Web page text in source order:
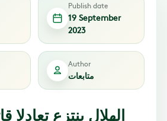
Publish date
19 September
2023
Author
متابعات
الهلال ينتزع تعادلا